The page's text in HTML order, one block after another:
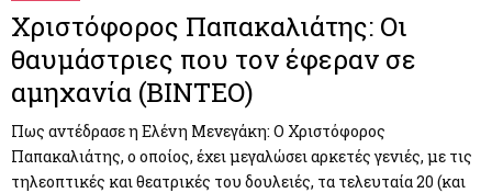
Χριστόφορος Παπακαλιάτης: Οι
θαυμάστριες που τον έφεραν σε
αμηχανία (ΒΙΝΤΕΟ)
Πως αντέδρασε η Ελένη Μενεγάκη: Ο Χριστόφορος
Παπακαλιάτης, ο οποίος, έχει μεγαλώσει αρκετές γενιές, με τις
τηλεοπτικές και θεατρικές του δουλειές, τα τελευταία 20 (και